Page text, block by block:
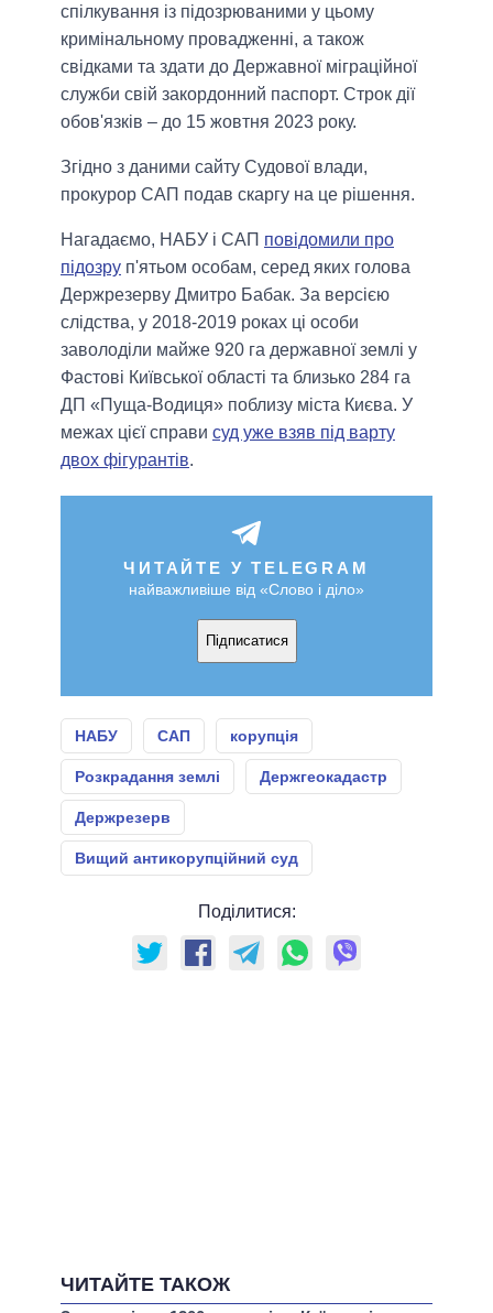
спілкування із підозрюваними у цьому
кримінальному провадженні, а також
свідками та здати до Державної міграційної
служби свій закордонний паспорт. Строк дії
обов'язків – до 15 жовтня 2023 року.
Згідно з даними сайту Судової влади,
прокурор САП подав скаргу на це рішення.
Нагадаємо, НАБУ і САП повідомили про
підозру п'ятьом особам, серед яких голова
Держрезерву Дмитро Бабак. За версією
слідства, у 2018-2019 роках ці особи
заволоділи майже 920 га державної землі у
Фастові Київської області та близько 284 га
ДП «Пуща-Водиця» поблизу міста Києва. У
межах цієї справи суд уже взяв під варту
двох фігурантів.
ЧИТАЙТЕ У TELEGRAM
найважливіше від «Слово і діло»
Підписатися
НАБУ САП корупція
Розкрадання землі Держгеокадастр
Держрезерв
Вищий антикорупційний суд
Поділитися:
ЧИТАЙТЕ ТАКОЖ